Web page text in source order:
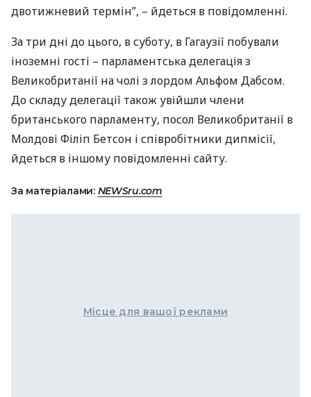
двотижневий термін”, – йдеться в повідомленні.
За три дні до цього, в суботу, в Гагаузії побували
іноземні гості – парламентська делегація з
Великобританії на чолі з лордом Альфом Дабсом.
До складу делегації також увійшли члени
британського парламенту, посол Великобританії в
Молдові Філіп Бетсон і співробітники дипмісії,
йдеться в іншому повідомленні сайту.
За матеріалами: NEWSru.com
Місце для вашої реклами